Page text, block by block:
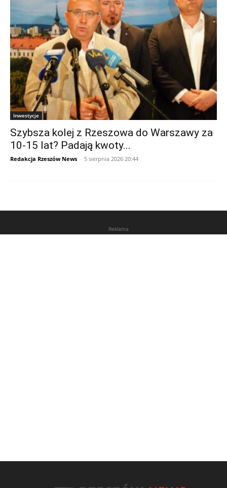
Inwestycje
Szybsza kolej z Rzeszowa do Warszawy za
10-15 lat? Padają kwoty...
Redakcja Rzeszów News - 5 sierpnia 2026 20:44
Reklama